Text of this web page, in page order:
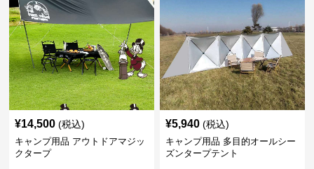
¥14,500 (税込)
キャンプ用品 アウトドアマジッ
クタープ
¥5,940 (税込)
キャンプ用品 多目的オールシー
ズンタープテント